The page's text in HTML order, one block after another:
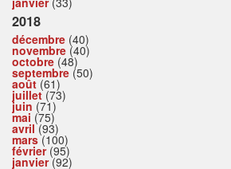
2018
décembre (40)
novembre (40)
octobre (48)
septembre (50)
août (61)
juillet(73)
juin (71)
mai (75)
avril(93)
mars(100)
février(95)
janvier(92)